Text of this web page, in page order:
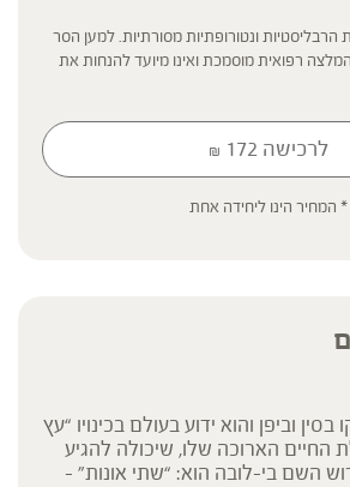
ונטורופתיות מסורתיות. למען הסר
רפואית מוסמכת ואינו מיועד להנחות את
או הוראה או עצה לשימוש או שינוי או
אנשים החולים במחלות כרוניות והנוטלים
ברופא לפני השימוש. המונח 'צמחי מרפא'
ברפואת הצמחים המסורתית.
לרכישה ₪ 172
* המחיר הינו ליחידה אחת
וביפן והוא ידוע בעולם בכינויו “עץ
החיים הארוכה שלו, שיכולה להגיע
פירוש השם בי-לובה הוא: “שתי אונות” –